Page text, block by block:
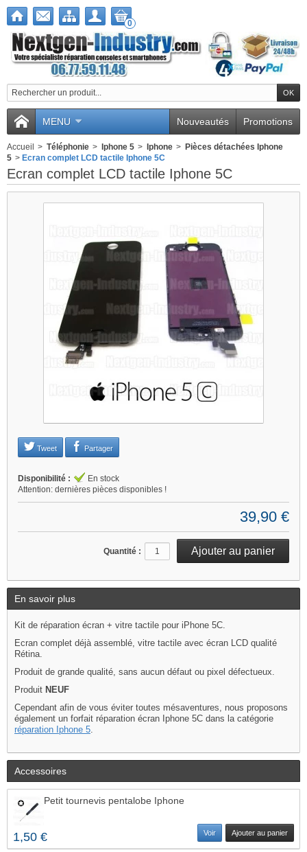
0
MENU Promotions
Nouveautés
Accueil > Téléphonie > Iphone 5 > Iphone > Pièces détachées Iphone
5 > Ecran complet LCD tactile Iphone 5C
Ecran complet LCD tactile Iphone 5C
Tweet Partager
Disponibilité :
En stock
Attention: dernières pièces disponibles !
39,90 €
Quantité :
En savoir plus
Kit de réparation écran + vitre tactile pour iPhone 5C.
Ecran complet déjà assemblé, vitre tactile avec écran LCD qualité
Rétina.
Produit de grande qualité, sans aucun défaut ou pixel défectueux.
Produit NEUF
Cependant afin de vous éviter toutes mésaventures, nous proposons
également un forfait réparation écran Iphone 5C dans la catégorie
réparation Iphone 5
Accessoires
Petit tournevis pentalobe Iphone
1,50 € Ajouter au panier
Voir